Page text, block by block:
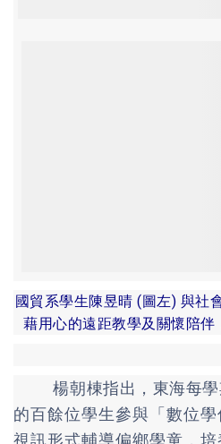
國貿系學生陳昱晴 (圖左) 與社
藉用心的遠距教學及關懷陪伴
楊朝棟指出，東海每學
的百餘位學生參與「數位
視訊形式輔導偏鄉學童，